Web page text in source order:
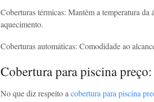
Coberturas térmicas: Mantêm a temperatura da
aquecimento.
Coberturas automáticas: Comodidade ao
Cobertura para piscina
No que diz respeito a cobertura para piscina